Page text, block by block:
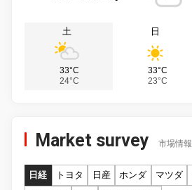
土
33°C
24°C
日
33°C
23°C
Market survey 市場情報
日経 トヨタ 日産 ホンダ マツダ